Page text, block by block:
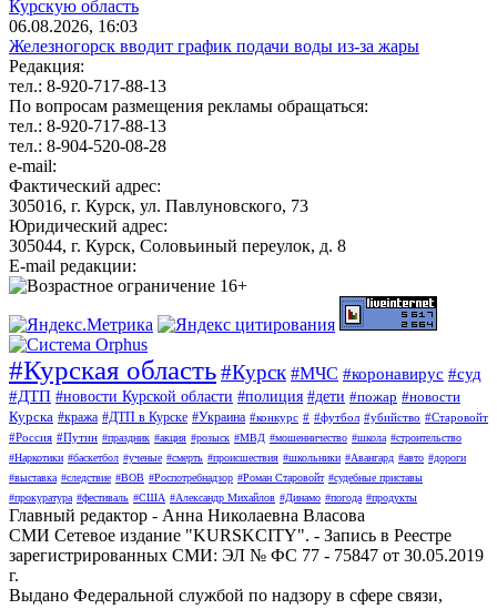
Курскую область
06.08.2026, 16:03
Железногорск вводит график подачи воды из-за жары
Редакция:
тел.: 8-920-717-88-13
По вопросам размещения рекламы обращаться:
тел.: 8-920-717-88-13
тел.: 8-904-520-08-28
e-mail:
Фактический адрес:
305016, г. Курск, ул. Павлуновского, 73
Юридический адрес:
305044, г. Курск, Соловьиный переулок, д. 8
E-mail редакции:
#Курская область#Курск #МЧС #коронавирус #суд
#ДТП #новости Курской области #полиция #дети #пожар #новости
Курска #кража #ДТП в Курске #Украина #конкурс # #футбол #убийство #Старовойт
#Россия #Путин #праздник #акция #розыск #МВД #мошенничество #школа #строительство
#Наркотики #баскетбол #ученые #смерть #происшествия #школьники #Авангард #авто #дороги
#выставка #следствие #ВОВ #Роспотребнадзор #Роман Старовойт #судебные приставы
#прокуратура #фестиваль #США #Александр Михайлов #Динамо #погода #продукты
Главный редактор - Анна Николаевна Власова
СМИ Сетевое издание "KURSKCITY". - Запись в Реестре
зарегистрированных СМИ: ЭЛ № ФС 77 - 75847 от 30.05.2019
г.
Выдано Федеральной службой по надзору в сфере связи,